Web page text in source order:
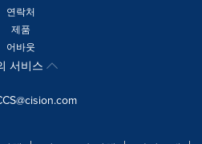
연락처
제품
어바웃
서비스